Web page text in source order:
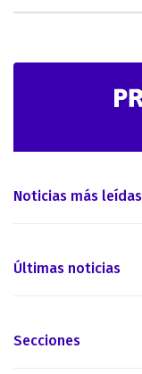
Noticias más leídas
Últimas noticias
Secciones